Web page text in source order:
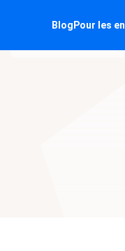
Blog Pour les